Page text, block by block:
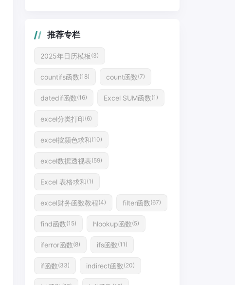
推荐专栏
2025年日历模板 (3)
countifs函数(18) count函数(7)
datedif函数(16) Excel SUM函数(1)
excel分类打印(6)
excel按颜色求和(10)
excel数据透视表(59)
Excel 表格求和(1)
excel财务函数教程(4) filter函数(67)
find函数(15) hlookup函数(5)
iferror函数(8) ifs函数(11)
if函数(33) indirect函数(20)